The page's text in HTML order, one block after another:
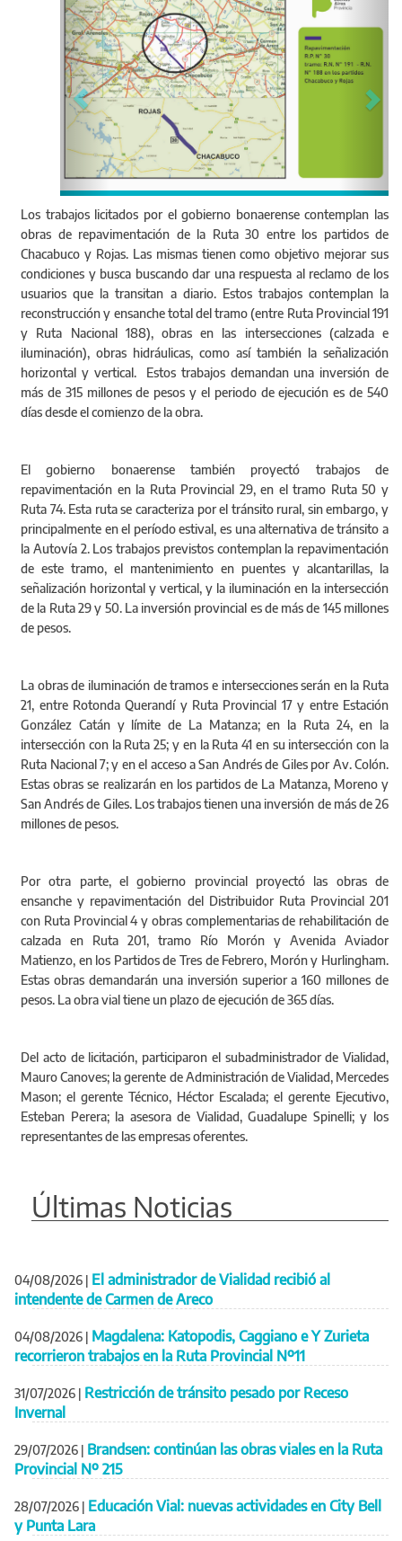
Los trabajos licitados por el gobierno bonaerense contemplan las
obras de repavimentación de la Ruta 30 entre los partidos de
Chacabuco y Rojas. Las mismas tienen como objetivo mejorar sus
condiciones y busca buscando dar una respuesta al reclamo de los
usuarios que la transitan a diario. Estos trabajos contemplan la
reconstrucción y ensanche total del tramo (entre Ruta Provincial 191
y Ruta Nacional 188), obras en las intersecciones (calzada e
iluminación), obras hidráulicas, como así también la señalización
horizontal y vertical. Estos trabajos demandan una inversión de
más de 315 millones de pesos y el periodo de ejecución es de 540
días desde el comienzo de la obra.
El gobierno bonaerense también proyectó trabajos de
repavimentación en la Ruta Provincial 29, en el tramo Ruta 50 y
Ruta 74. Esta ruta se caracteriza por el tránsito rural, sin embargo, y
principalmente en el período estival, es una alternativa de tránsito a
la Autovía 2. Los trabajos previstos contemplan la repavimentación
de este tramo, el mantenimiento en puentes y alcantarillas, la
señalización horizontal y vertical, y la iluminación en la intersección
de la Ruta 29 y 50. La inversión provincial es de más de 145 millones
de pesos.
La obras de iluminación de tramos e intersecciones serán en la Ruta
21, entre Rotonda Querandí y Ruta Provincial 17 y entre Estación
González Catán y límite de La Matanza; en la Ruta 24, en la
intersección con la Ruta 25; y en la Ruta 41 en su intersección con la
Ruta Nacional 7; y en el acceso a San Andrés de Giles por Av. Colón.
Estas obras se realizarán en los partidos de La Matanza, Moreno y
San Andrés de Giles. Los trabajos tienen una inversión de más de 26
millones de pesos.
Por otra parte, el gobierno provincial proyectó las obras de
ensanche y repavimentación del Distribuidor Ruta Provincial 201
con Ruta Provincial 4 y obras complementarias de rehabilitación de
calzada en Ruta 201, tramo Río Morón y Avenida Aviador
Matienzo, en los Partidos de Tres de Febrero, Morón y Hurlingham.
Estas obras demandarán una inversión superior a 160 millones de
pesos. La obra vial tiene un plazo de ejecución de 365 días.
Del acto de licitación, participaron el subadministrador de Vialidad,
Mauro Canoves; la gerente de Administración de Vialidad, Mercedes
Mason; el gerente Técnico, Héctor Escalada; el gerente Ejecutivo,
Esteban Perera; la asesora de Vialidad, Guadalupe Spinelli; y los
representantes de las empresas oferentes.
Últimas Noticias
04/08/2026 | El administrador de Vialidad recibió al
intendente de Carmen de Areco
04/08/2026 | Magdalena: Katopodis, Caggiano e Y Zurieta
recorrieron trabajos en la Ruta Provincial Nº11
31/07/2026 | Restricción de tránsito pesado por Receso
Invernal
29/07/2026 | Brandsen: continúan las obras viales en la Ruta
Provincial Nº 215
28/07/2026 | Educación Vial: nuevas actividades en City Bell
y Punta Lara